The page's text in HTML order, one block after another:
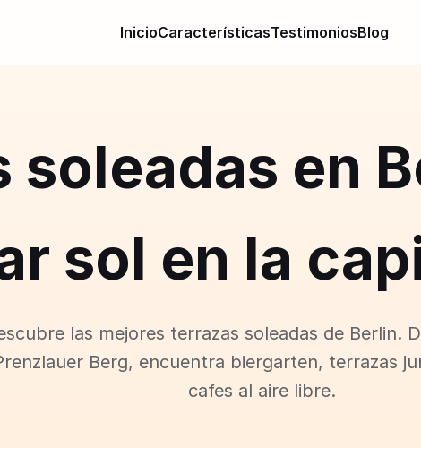
InicioCaracterísticasTestimoniosBlog
soleadas en
sol en la
las mejores terrazas soleadas de Berlin.
Berg, encuentra biergarten, terrazas
cafes al aire libre.